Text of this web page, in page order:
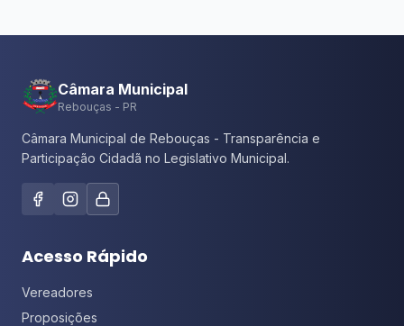
Câmara Municipal
Rebouças - PR
Câmara Municipal de Rebouças - Transparência e
Participação Cidadã no Legislativo Municipal.
Acesso Rápido
Vereadores
Proposições